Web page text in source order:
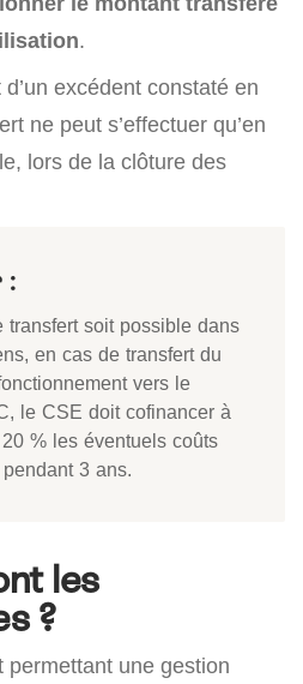
.
d’un excédent constaté en
ne peut s’effectuer qu’en
lors de la clôture des
:
transfert soit possible dans
en cas de transfert du
vers le
le CSE doit cofinancer à
% les éventuels coûts
pendant 3 ans.
les
?
permettant une gestion